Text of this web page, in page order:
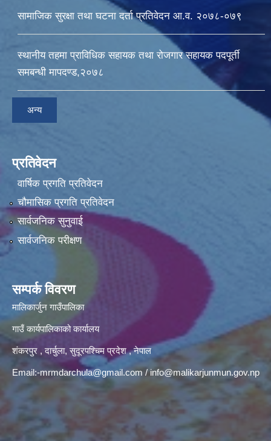
सामाजिक सुरक्षा तथा घटना दर्ता प्रतिवेदन आ.व. २०७८-०७९
स्थानीय तहमा प्राविधिक सहायक तथा रोजगार सहायक पदपूर्ती
समबन्धी मापदण्ड,२०७८
अन्य
प्रतिवेदन
वार्षिक प्रगति प्रतिवेदन
चौमासिक प्रगति प्रतिवेदन
सार्वजनिक सुनुवाई
सार्वजनिक परीक्षण
सम्पर्क विवरण
मालिकार्जुन गाउँपालिका
गाउँ कार्यपालिकाको कार्यालय
शंकरपुर , दार्चुला, सुदूरपश्चिम प्रदेश , नेपाल
Email:-mrmdarchula@gmail.com /info@malikarjunmun.gov.np